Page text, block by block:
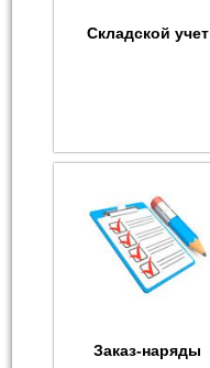
Складской учет
Заказ-наряды